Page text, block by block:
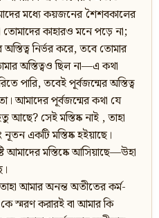
মধ্যে কয়জনের শৈশবকালের
কাহারও মনে পড়ে না;
নির্ভর করে, তবে তোমার
অস্তিত্বও ছিল না—এ কথা
পারি, তবেই পূর্বজন্মের অস্তিত্ব
আমাদের পূর্বজন্মের কথা যে
সেই মস্তিষ্ক নাই , তাহা
একটি মস্তিষ্ক হইয়াছে।
আমাদের মস্তিষ্কে আসিয়াছে—উহা
আমার অনন্ত অতীতের কর্ম-
স্মরণ করারই বা আমার কি